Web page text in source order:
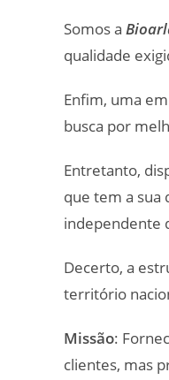
Somos a
qualidade
Enfim, uma
busca por
Entretanto,
que tem a sua
independente
Decerto, a
território
Missão:
clientes, mas